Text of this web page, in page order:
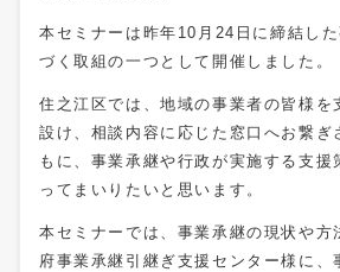
本セミナーは昨年10月24日に締結し
づく取組の一つとして開催しました。
住之江区では、地域の事業者の皆様を
設け、相談内容に応じた窓口へお繋ぎ
もに、事業承継や行政が実施する支援
ってまいりたいと思います。
本セミナーでは、事業承継の現状や方
府事業承継引継ぎ支援センター様に、